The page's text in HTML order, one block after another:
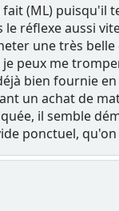
(ML)
réflexe aussi
une très
peux me
bien fournie
un achat de
il semble
ponctuel,